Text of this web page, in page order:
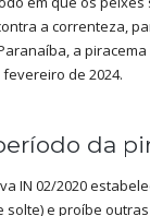
a correnteza,
a
de 2024.
da
IN 02/2020
solte) e proíbe